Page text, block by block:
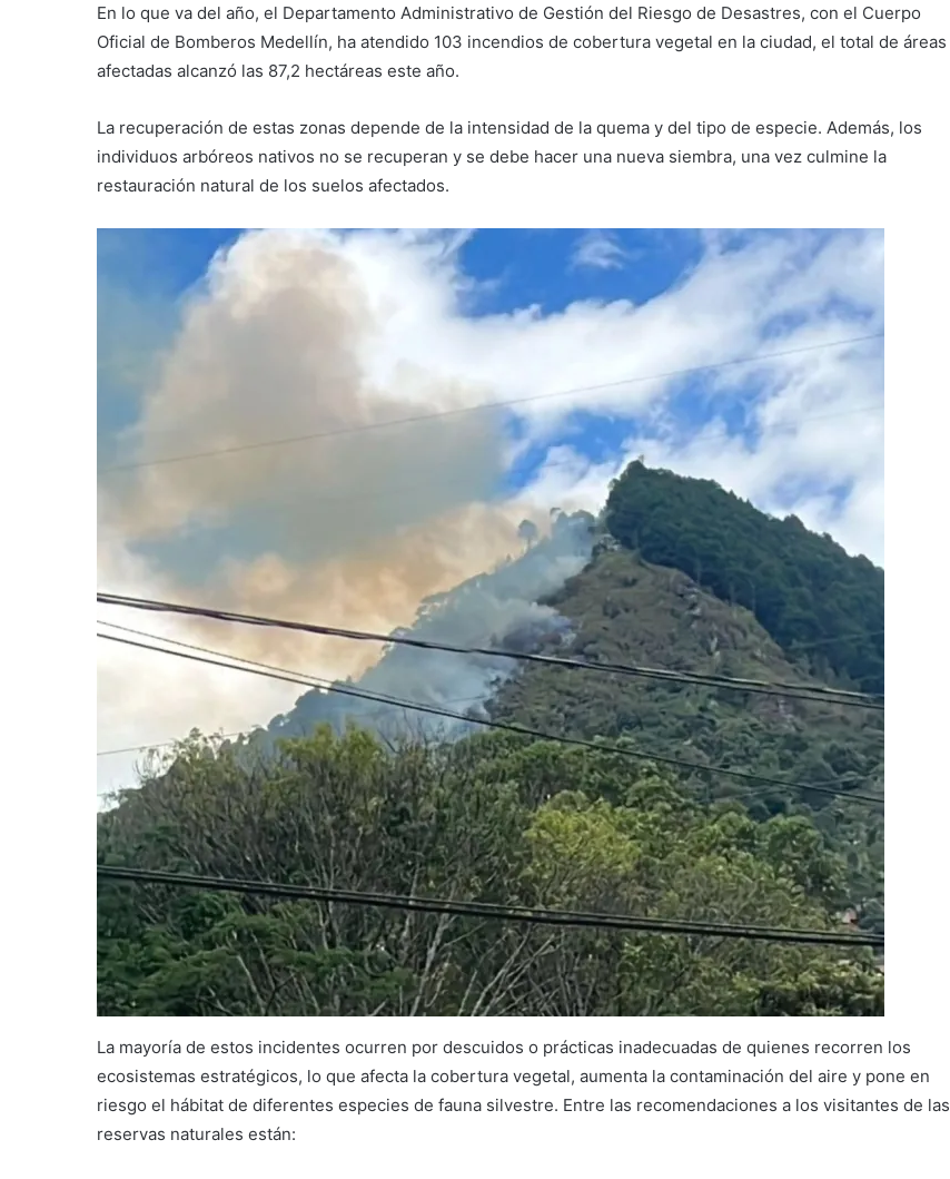
En lo que va del año, el Departamento Administrativo de Gestión del Riesgo de Desastres, con el Cuerpo
Oficial de Bomberos Medellín, ha atendido 103 incendios de cobertura vegetal en la ciudad, el total de áreas
afectadas alcanzó las 87,2 hectáreas este año.
La recuperación de estas zonas depende de la intensidad de la quema y del tipo de especie. Además, los
individuos arbóreos nativos no se recuperan y se debe hacer una nueva siembra, una vez culmine la
restauración natural de los suelos afectados.
La mayoría de estos incidentes ocurren por descuidos o prácticas inadecuadas de quienes recorren los
ecosistemas estratégicos, lo que afecta la cobertura vegetal, aumenta la contaminación del aire y pone en
riesgo el hábitat de diferentes especies de fauna silvestre. Entre las recomendaciones a los visitantes de las
reservas naturales están: